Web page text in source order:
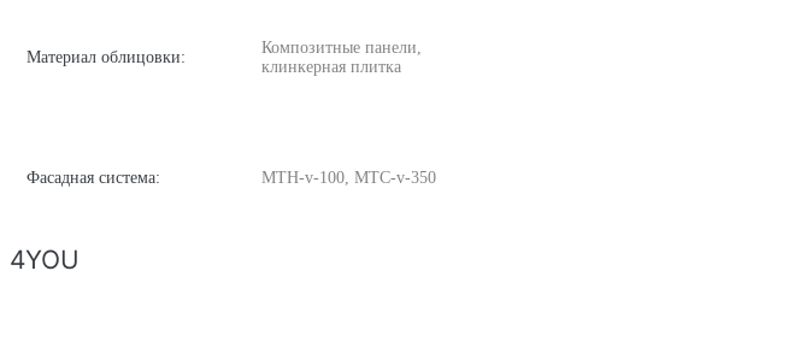
Материал облицовки:
Композитные панели,
клинкерная плитка
Фасадная система: MTH-v-100, MTC-v-350
4YOU